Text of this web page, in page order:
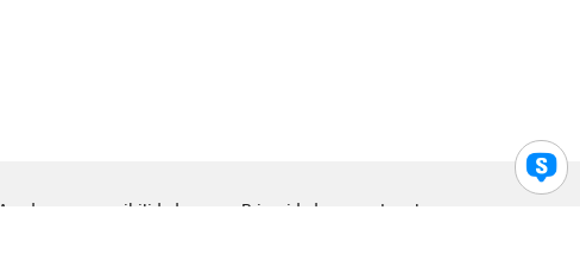
Ayuda para accesibilidad Privacidad Legal